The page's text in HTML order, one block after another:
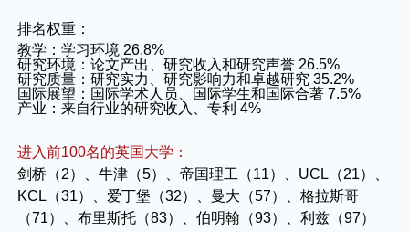
排名权重：
教学：学习环境 26.8%
研究环境：论文产出、研究收入和研究声誉 26.5%
研究质量：研究实力、研究影响力和卓越研究 35.2%
国际展望：国际学术人员、国际学生和国际合著 7.5%
产业：来自行业的研究收入、专利 4%
进入前100名的英国大学：
剑桥（2）、牛津（5）、帝国理工（11）、UCL（21）、
KCL（31）、爱丁堡（32）、曼大（57）、格拉斯哥
（71）、布里斯托（83）、伯明翰（93）、利兹（97）